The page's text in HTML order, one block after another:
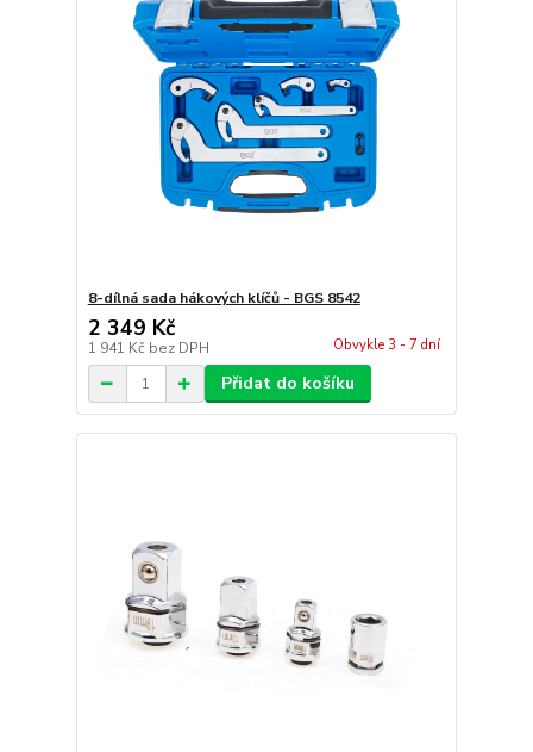
8-dílná sada hákových klíčů - BGS 8542
2 349 Kč
1 941 Kč bez DPH Obvykle 3 - 7 dní
Přidat do košíku